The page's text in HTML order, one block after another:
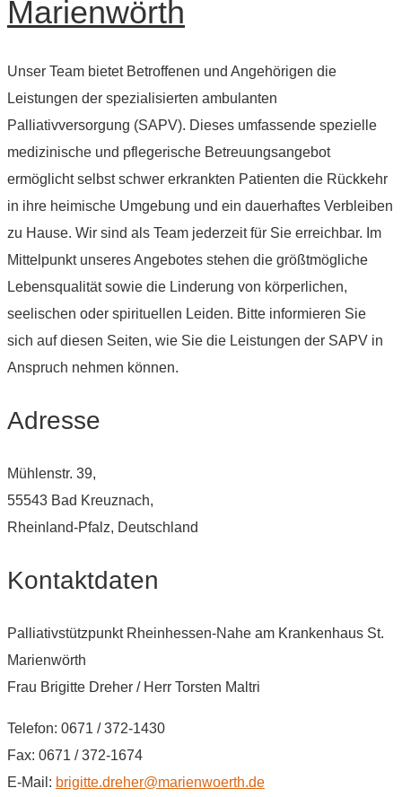
Marienwörth
Unser Team bietet Betroffenen und Angehörigen die
Leistungen der spezialisierten ambulanten
Palliativversorgung (SAPV). Dieses umfassende spezielle
medizinische und pflegerische Betreuungsangebot
ermöglicht selbst schwer erkrankten Patienten die Rückkehr
in ihre heimische Umgebung und ein dauerhaftes Verbleiben
zu Hause. Wir sind als Team jederzeit für Sie erreichbar. Im
Mittelpunkt unseres Angebotes stehen die größtmögliche
Lebensqualität sowie die Linderung von körperlichen,
seelischen oder spirituellen Leiden. Bitte informieren Sie
sich auf diesen Seiten, wie Sie die Leistungen der SAPV in
Anspruch nehmen können.
Adresse
Mühlenstr. 39,
55543 Bad Kreuznach,
Rheinland-Pfalz, Deutschland
Kontaktdaten
Palliativstützpunkt Rheinhessen-Nahe am Krankenhaus St.
Marienwörth
Frau Brigitte Dreher / Herr Torsten Maltri
Telefon: 0671 / 372-1430
Fax: 0671 / 372-1674
E-Mail: brigitte.dreher@marienwoerth.de